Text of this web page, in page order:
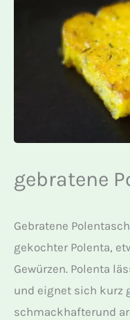
gebratene
Gebratene
gekochter Polenta,
Gewürzen. Polenta
und eignet sich kurz
schmackhafterund